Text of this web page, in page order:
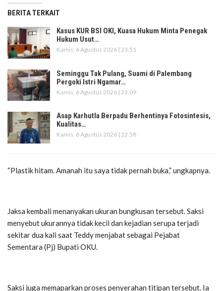
BERITA TERKAIT
Kasus KUR BSI OKI, Kuasa Hukum Minta Penegak
Hukum Usut…
Kamis, 6 Agustus 2026 | 23.51
Seminggu Tak Pulang, Suami di Palembang
Pergoki Istri Ngamar…
Kamis, 6 Agustus 2026 | 23.09
Asap Karhutla Berpadu Berhentinya Fotosintesis,
Kualitas…
Kamis, 6 Agustus 2026 | 22.58
“Plastik hitam. Amanah itu saya tidak pernah buka,” ungkapnya.
Jaksa kembali menanyakan ukuran bungkusan tersebut. Saksi
menyebut ukurannya tidak kecil dan kejadian serupa terjadi
sekitar dua kali saat Teddy menjabat sebagai Pejabat
Sementara (Pj) Bupati OKU.
Saksi juga memaparkan proses penyerahan titipan tersebut. Ia